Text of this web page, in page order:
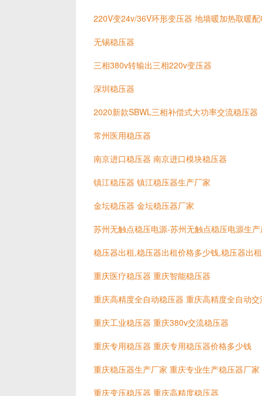
220V变24v/36V环形变压器 地墙暖加热取暖
无锡稳压器
三相380v转输出三相220v变压器
深圳稳压器
2020新款SBWL三相补偿式大功率交流稳压器
常州医用稳压器
南京进口稳压器 南京进口模块稳压器
镇江稳压器 镇江稳压器生产厂家
金坛稳压器 金坛稳压器厂家
苏州无触点稳压电源-苏州无触点稳压电源生
稳压器出租,稳压器出租价格多少钱,稳压器出
重庆医疗稳压器 重庆智能稳压器
重庆高精度全自动稳压器 重庆高精度全自动
重庆工业稳压器 重庆380v交流稳压器
重庆专用稳压器 重庆专用稳压器价格多少钱
重庆稳压器生产厂家 重庆专业生产稳压器厂家
重庆变压稳压器 重庆高精度稳压器